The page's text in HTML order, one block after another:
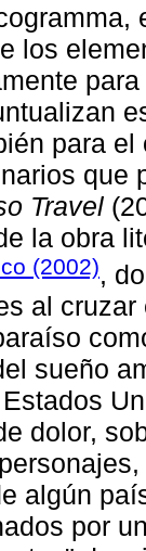
los
para
que
Travel
la obra
(2002),
al
sueño
dolor,
algún
por